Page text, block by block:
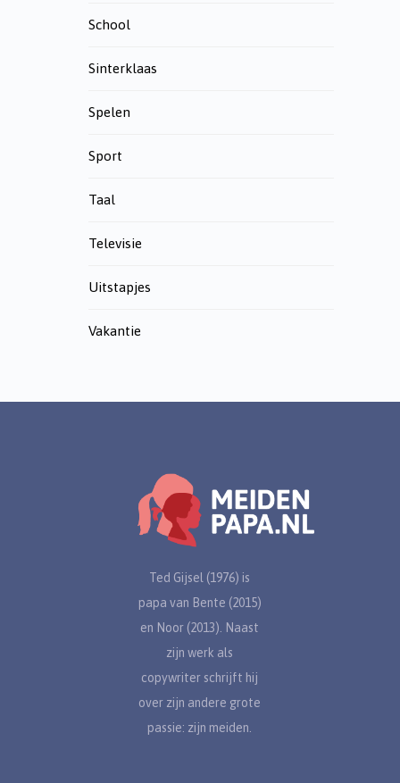
School
Sinterklaas
Spelen
Sport
Taal
Televisie
Uitstapjes
Vakantie
Ted Gijsel (1976) is
papa van Bente (2015)
en Noor (2013). Naast
zijn werk als
copywriter schrijft hij
over zijn andere grote
passie: zijn meiden.